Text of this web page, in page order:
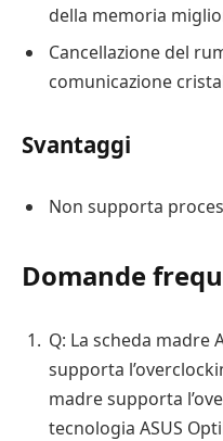
della memoria
Cancellazione del
comunicazione
Svantaggi
Non supporta
Domande
Q: La scheda madre
supporta
madre supporta
tecnologia ASUS